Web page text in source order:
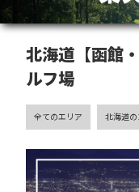
北海道【函館
ルフ場
全てのエリア
北海道